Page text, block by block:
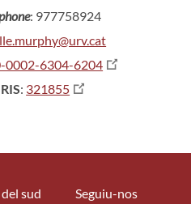
: 977758924
0002-6304-6204
: 321855
sud
Seguiu-nos